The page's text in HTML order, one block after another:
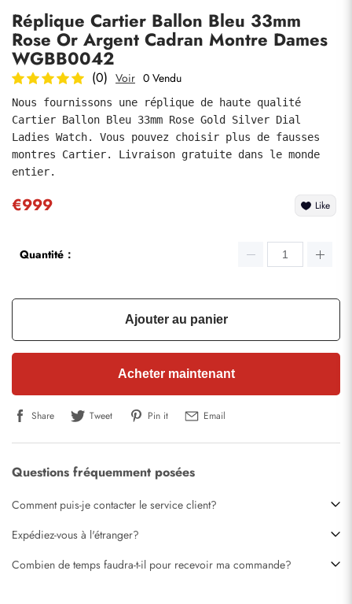
Réplique Cartier Ballon Bleu 33mm
Rose Or Argent Cadran Montre Dames
WGBB0042
(0) Voir 0 Vendu
Nous fournissons une réplique de haute qualité
Cartier Ballon Bleu 33mm Rose Gold Silver Dial
Ladies Watch. Vous pouvez choisir plus de fausses
montres Cartier. Livraison gratuite dans le monde
entier.
€999 Like
Quantité：
Ajouter au panier
Acheter maintenant
Share Tweet Pin it Email
Questions fréquemment posées
Comment puis-je contacter le service client?
Expédiez-vous à l'étranger?
Combien de temps faudra-t-il pour recevoir ma commande?
soumettre